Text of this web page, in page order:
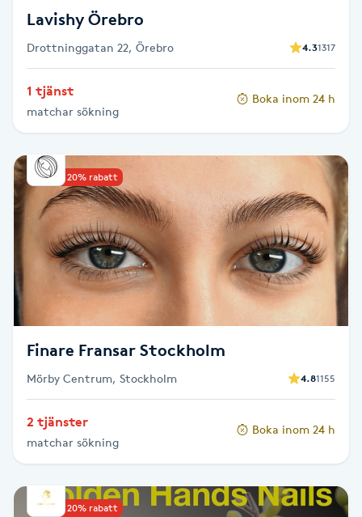
Melasma
Mesoterapi
MicroPen
Mixfransar
Nagelförlängning
Nagelförlängning akryl
Nagelförlängning gelé
Nagelförlängning silke
Nagelförstärkning
Lavishy Örebro
Drottninggatan 22, Örebro 4.31317
1 tjänst
matchar sökning
Boka inom 24 h
Upp till 20% rabatt
Finare Fransar Stockholm
Mörby Centrum, Stockholm 4.81155
2 tjänster
matchar sökning
Boka inom 24 h
Upp till 20% rabatt